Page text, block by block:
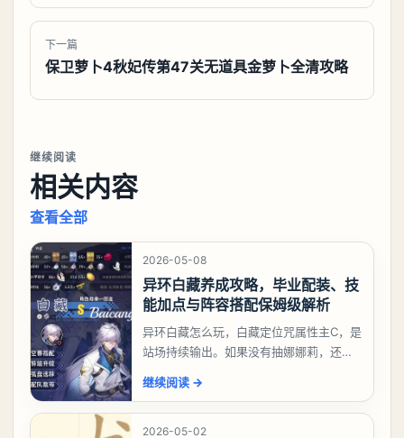
下一篇
保卫萝卜4秋妃传第47关无道具金萝卜全清攻略
继续阅读
相关内容
查看全部
2026-05-08
异环白藏养成攻略，毕业配装、技
能加点与阵容搭配保姆级解析
异环白藏怎么玩，白藏定位咒属性主C，是
站场持续输出。如果没有抽娜娜莉，还没
有娜娜莉缺另外一个二队C想打深渊也可以
考虑养个白藏
继续阅读 →
2026-05-02